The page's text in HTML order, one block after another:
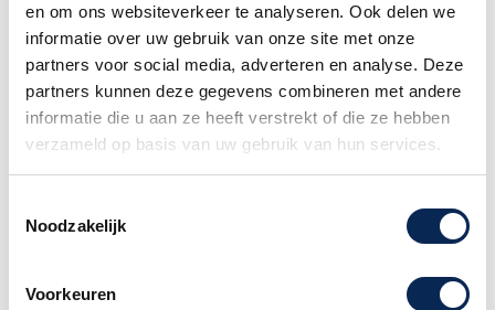
en om ons websiteverkeer te analyseren. Ook delen we
informatie over uw gebruik van onze site met onze
partners voor social media, adverteren en analyse. Deze
partners kunnen deze gegevens combineren met andere
informatie die u aan ze heeft verstrekt of die ze hebben
verzameld op basis van uw gebruik van hun services.
Noodzakelijk
Voorkeuren
Stagg 20 inch DH Ride
Xtra Dry Exo
Prijs
€ 175,00
Stagg City Beam twin
LED Laser
Prijs
€ 149,00